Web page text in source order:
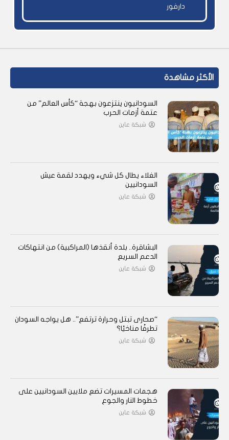
دارفور
الأكثر مشاهدة
السودانيون ينتزعون بهجة “كأس العالم” من
عتمة أزمات الحرب
شبكة عاين
الغلاء يطال كل شيء ويهدد لقمة عيش
السودانيين
شبكة عاين
البشاقرة.. بلدة أنقذها (المراكبية) من انتهاكات
الدعم السريع
شبكة عاين
“صحارى تبتل وحرارة ترتفع”.. هل يواجه السودان
تطرفًا مناخيًا؟
شبكة عاين
هجمات المسيرات تضع ملايين السودانيين على
خطوط النار والجوع
شبكة عاين